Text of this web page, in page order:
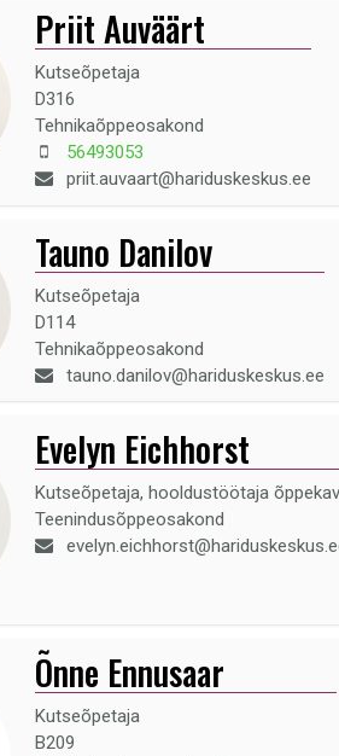
Priit Auväärt
Kutseõpetaja
D316
Tehnikaõppeosakond
56493053
priit.auvaart@hariduskeskus.ee
Tauno Danilov
Kutseõpetaja
D114
Tehnikaõppeosakond
tauno.danilov@hariduskeskus.ee
Evelyn Eichhorst
Kutseõpetaja, hooldustöötaja
Teenindusõppeosakond
Õnne Ennusaar
Kutseõpetaja
B209